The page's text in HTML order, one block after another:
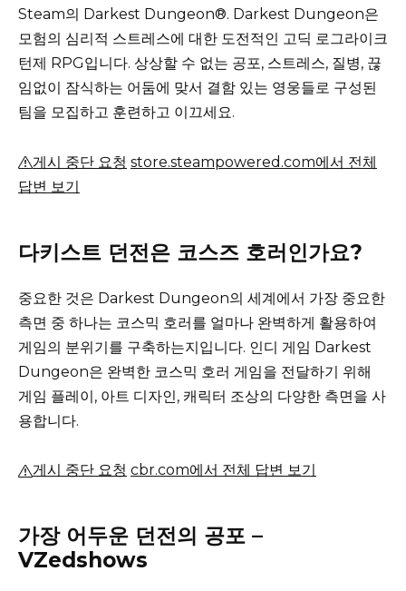
Steam의 Darkest Dungeon®. Darkest Dungeon은
모험의 심리적 스트레스에 대한 도전적인 고딕 로그라이크
턴제 RPG입니다. 상상할 수 없는 공포, 스트레스, 질병, 끊
임없이 잠식하는 어둠에 맞서 결함 있는 영웅들로 구성된
팀을 모집하고 훈련하고 이끄세요.
게시 중단 요청 store.steampowered.com에서 전체
답변 보기
다키스트 던전은 코스즈 호러인가요?
중요한 것은 Darkest Dungeon의 세계에서 가장 중요한
측면 중 하나는 코스믹 호러를 얼마나 완벽하게 활용하여
게임의 분위기를 구축하는지입니다. 인디 게임 Darkest
Dungeon은 완벽한 코스믹 호러 게임을 전달하기 위해
게임 플레이, 아트 디자인, 캐릭터 조상의 다양한 측면을 사
용합니다.
게시 중단 요청 cbr.com에서 전체 답변 보기
가장 어두운 던전의 공포 –
VZedshows